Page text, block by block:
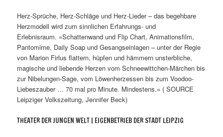
Herz-Sprüche, Herz-Schläge und Herz-Lieder – das begehbare
Herzmodell wird zum sinnlichen Erfahrungs- und
Erlebnisraum. »Schattenwand und Flip Chart, Animationsfilm,
Pantomime, Daily Soap und Gesangseinlagen – unter der Regie
von Marion Firlus flattern, hüpfen und hämmern unsterbliche,
magische und liebende Herzen vom Schneewittchen-Märchen bis
zur Nibelungen-Sage, vom Löwenherzessen bis zum Voodoo-
Liebeszauber … 70 mal pro Minute. Mindestens.« ( SOURCE
Leipziger Volkszeitung, Jennifer Beck)
THEATER DER JUNGEN WELT | EIGENBETRIEB DER STADT LEIPZIG